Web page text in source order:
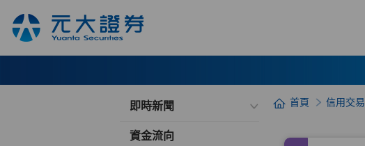
即時新聞
資金流向
首頁 信用交易